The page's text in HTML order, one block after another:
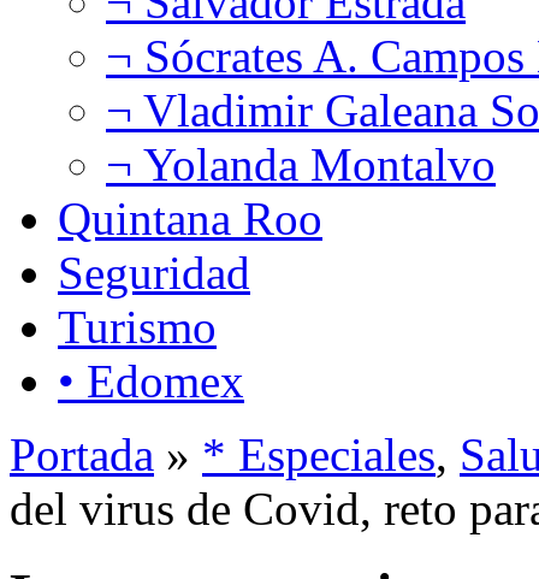
¬ Sócrates A.
¬ Vladimir Galeana
¬ Yolanda Montalvo
Quintana Roo
Seguridad
Turismo
• Edomex
Portada » * Especiales,
del virus de Covid, reto